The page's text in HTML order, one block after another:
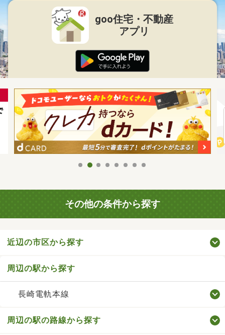
goo住宅・不動産
アプリ
その他の条件から探す
近辺の市区から探す
周辺の駅から探す
長崎電軌本線
周辺の駅の路線から探す